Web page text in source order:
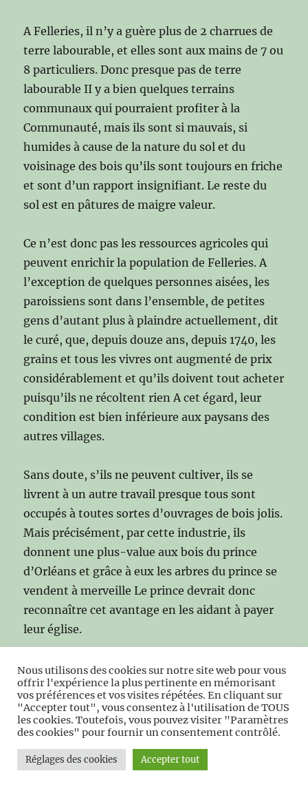
A Felleries, il n’y a guère plus de 2 charrues de
terre labourable, et elles sont aux mains de 7 ou
8 particuliers. Donc presque pas de terre
labourable II y a bien quelques terrains
communaux qui pourraient profiter à la
Communauté, mais ils sont si mauvais, si
humides à cause de la nature du sol et du
voisinage des bois qu’ils sont toujours en friche
et sont d’un rapport insignifiant. Le reste du
sol est en pâtures de maigre valeur.
Ce n’est donc pas les ressources agricoles qui
peuvent enrichir la population de Felleries. A
l’exception de quelques personnes aisées, les
paroissiens sont dans l’ensemble, de petites
gens d’autant plus à plaindre actuellement, dit
le curé, que, depuis douze ans, depuis 1740, les
grains et tous les vivres ont augmenté de prix
considérablement et qu’ils doivent tout acheter
puisqu’ils ne récoltent rien A cet égard, leur
condition est bien inférieure aux paysans des
autres villages.
Sans doute, s’ils ne peuvent cultiver, ils se
livrent à un autre travail presque tous sont
occupés à toutes sortes d’ouvrages de bois jolis.
Mais précisément, par cette industrie, ils
donnent une plus-value aux bois du prince
d’Orléans et grâce à eux les arbres du prince se
vendent à merveille Le prince devrait donc
reconnaître cet avantage en les aidant à payer
leur église.
Tel est le sommaire de la lettre du curé
Henninot.
Eût-il gain de cause ? Je ne le crois pas, bien
cas d’après les documents, les habitants de
Nous utilisons des cookies sur notre site web pour vous
offrir l'expérience la plus pertinente en mémorisant
vos préférences et vos visites répétées. En cliquant sur
"Accepter tout", vous consentez à l'utilisation de TOUS
les cookies. Toutefois, vous pouvez visiter "Paramètres
des cookies" pour fournir un consentement contrôlé.
Réglages des cookies Accepter tout